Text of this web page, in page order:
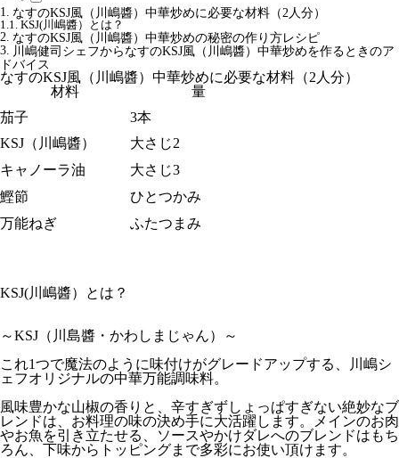
なすのKSJ風（川嶋醬）中華炒めに必要な材料（2人分）
KSJ(川嶋醬）とは？
なすのKSJ風（川嶋醬）中華炒めの秘密の作り方レシピ
川嶋健司シェフからなすのKSJ風（川嶋醬）中華炒めを作るときのア
ドバイス
なすのKSJ風（川嶋醬）中華炒めに必要な材料（2人分）
材料
量
茄子
3本
KSJ（川嶋醬）
大さじ2
キャノーラ油
大さじ3
鰹節
ひとつかみ
万能ねぎ
ふたつまみ
KSJ(川嶋醬）とは？
～KSJ（川島醬・かわしまじゃん）～
これ1つで魔法のように味付けがグレードアップする、川嶋シ
ェフオリジナルの中華万能調味料。
風味豊かな山椒の香りと、辛すぎずしょっぱすぎない絶妙なブ
レンドは、お料理の味の決め手に大活躍します。メインのお肉
やお魚を引き立たせる、ソースやかけダレへのブレンドはもち
ろん、下味からトッピングまで多彩にお使い頂けます。